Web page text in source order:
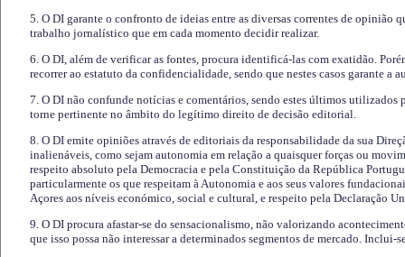
5. O DI garante o confronto de ideias entre as diversas correntes de opinião
trabalho jornalístico que em cada momento decidir realizar.
6. O DI, além de verificar as fontes, procura identificá-las com exatidão.
recorrer ao estatuto da confidencialidade, sendo que nestes casos garante a
7. O DI não confunde notícias e comentários, sendo estes últimos utilizados
torne pertinente no âmbito do legítimo direito de decisão editorial.
8. O DI emite opiniões através de editoriais da responsabilidade da sua
inalienáveis, como sejam autonomia em relação a quaisquer forças ou
respeito absoluto pela Democracia e pela Constituição da República
particularmente os que respeitam à Autonomia e aos seus valores
Açores aos níveis económico, social e cultural, e respeito pela Declaração
9. O DI procura afastar-se do sensacionalismo, não valorizando
que isso possa não interessar a determinados segmentos de mercado.